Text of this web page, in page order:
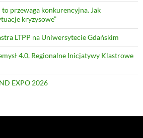
przewaga konkurencyjna. Jak
kryzysowe”
LTPP na Uniwersytecie Gdańskim
4.0, Regionalne Inicjatywy Klastrowe
EXPO 2026